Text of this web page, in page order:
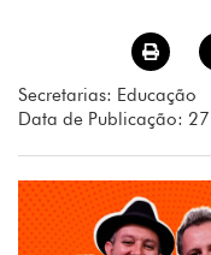
Secretarias: Educação
Data de Publicação: